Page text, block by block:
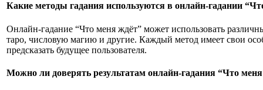
Какие методы гадания используются в онлайн-гадании
Онлайн-гадание “Что меня ждёт” может использовать
таро, числовую магию и другие. Каждый метод имеет свои
предсказать будущее пользователя.
Можно ли доверять результатам онлайн-гадания “Что